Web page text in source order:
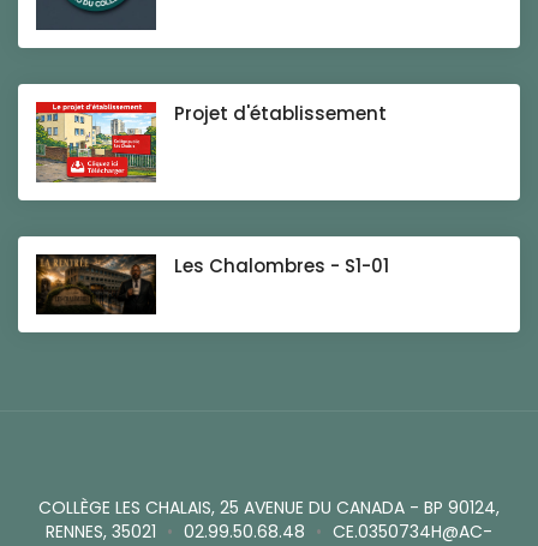
Projet d'établissement
Les Chalombres - S1-01
COLLÈGE LES CHALAIS, 25 AVENUE DU CANADA - BP 90124,
RENNES, 35021 • 02.99.50.68.48 • CE.0350734H@AC-